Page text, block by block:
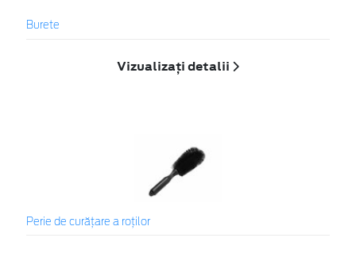
Burete
Vizualizați detalii
Perie de curățare a roților